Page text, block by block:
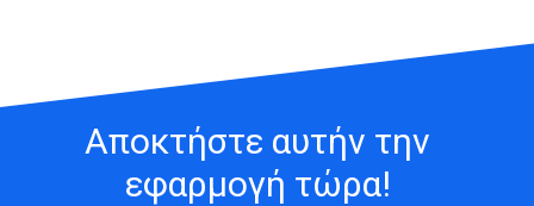
Αποκτήστε αυτήν την
εφαρμογή τώρα!